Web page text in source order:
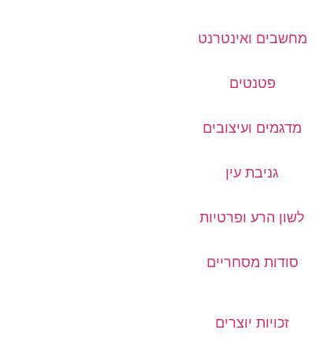
מחשבים ואינטרנט
פטנטים
מדגמים ועיצובים
גניבת עין
לשון הרע ופרטיות
סודות מסחריים
זכויות יוצרים